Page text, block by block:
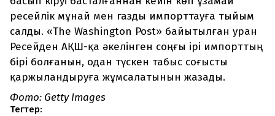
ресейлік мұнай мен газды импорттауға тыйым
салды. «The Washington Post» байытылған уран
Ресейден АҚШ-қа әкелінген соңғы ірі импорттың
бірі болғанын, одан түскен табыс соғысты
қаржыландыруға жұмсалатынын жазады.
Фото: Getty Images
Тегтер: